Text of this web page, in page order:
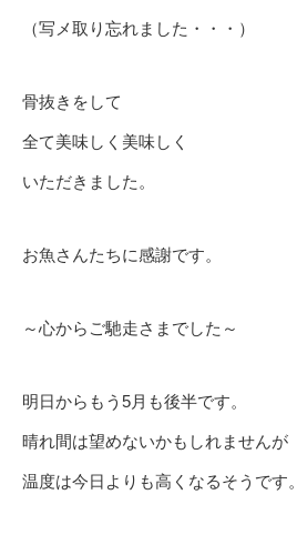
（写メ取り忘れました・・・）
骨抜きをして
全て美味しく美味しく
いただきました。
お魚さんたちに感謝です。
～心からご馳走さまでした～
明日からもう5月も後半です。
晴れ間は望めないかもしれませんが
温度は今日よりも高くなるそうです。